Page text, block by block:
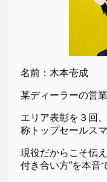
名前：木本壱成
某ディーラーの営
エリア表彰を３回
称トップセールスマ
現役だからこそ伝
付き合い方”を本音